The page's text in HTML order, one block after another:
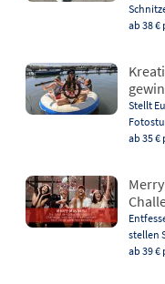
ab 38 €
Stellt
ab 35 €
stellen
ab 39 €